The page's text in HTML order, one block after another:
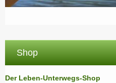
Shop
Der Leben-Unterwegs-Shop